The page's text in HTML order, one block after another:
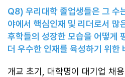
Q8) 우리대학 졸업생들은 그 수
야에서 핵심인재 및 리더로서 많
후학들의 성장한 모습을 어떻게
더 우수한 인재를 육성하기 위한
개교 초기, 대학명이 대기업 채